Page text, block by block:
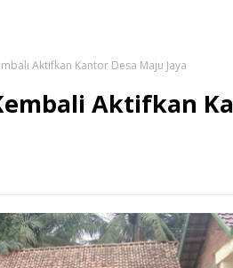
Aktifkan Kantor Desa Maju Jaya
Aktifkan